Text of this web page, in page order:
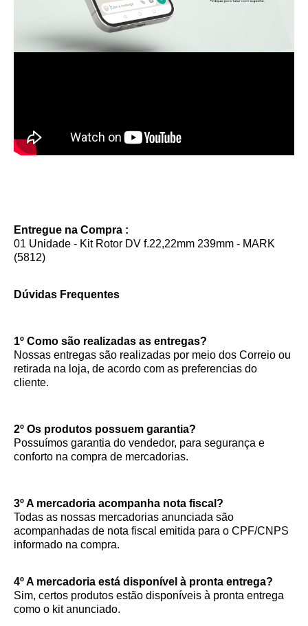
Entregue na Compra :
01 Unidade - Kit Rotor DV f.22,22mm 239mm - MARK
(5812)
Dúvidas Frequentes
1º Como são realizadas as entregas?
Nossas entregas são realizadas por meio dos Correio ou
retirada na loja, de acordo com as preferencias do
cliente.
2º Os produtos possuem garantia?
Possuímos garantia do vendedor, para segurança e
conforto na compra de mercadorias.
3º A mercadoria acompanha nota fiscal?
Todas as nossas mercadorias anunciada são
acompanhadas de nota fiscal emitida para o CPF/CNPS
informado na compra.
4º A mercadoria está disponível à pronta entrega?
Sim, certos produtos estão disponíveis à pronta entrega
como o kit anunciado.